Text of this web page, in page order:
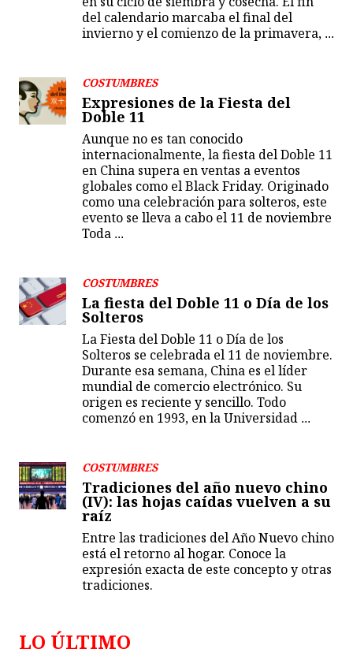
del calendario marcaba el final del
invierno y el comienzo de la primavera, ...
COSTUMBRES
Expresiones de la Fiesta del
Doble 11
Aunque no es tan conocido
internacionalmente, la fiesta del Doble 11
en China supera en ventas a eventos
globales como el Black Friday. Originado
como una celebración para solteros, este
evento se lleva a cabo el 11 de noviembre
Toda ...
COSTUMBRES
La fiesta del Doble 11 o Día de los
Solteros
La Fiesta del Doble 11 o Día de los
Solteros se celebrada el 11 de noviembre.
Durante esa semana, China es el líder
mundial de comercio electrónico. Su
origen es reciente y sencillo. Todo
comenzó en 1993, en la Universidad ...
COSTUMBRES
Tradiciones del año nuevo chino
(IV): las hojas caídas vuelven a su
raíz
Entre las tradiciones del Año Nuevo chino
está el retorno al hogar. Conoce la
expresión exacta de este concepto y otras
tradiciones.
LO ÚLTIMO